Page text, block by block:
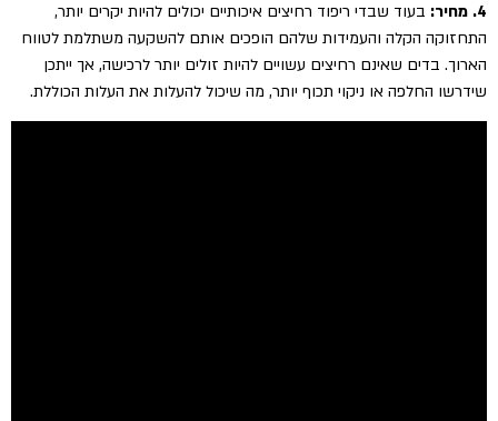
4. מחיר:
בעוד שבדי ריפוד רחיצים איכותיים יכולים להיות יקרים יותר,
התחזוקה הקלה והעמידות שלהם הופכים אותם להשקעה משתלמת לטווח
הארוך. בדים שאינם רחיצים עשויים להיות זולים יותר לרכישה, אך ייתכן
שידרשו החלפה או ניקוי תכוף יותר, מה שיכול להעלות את העלות הכוללת.